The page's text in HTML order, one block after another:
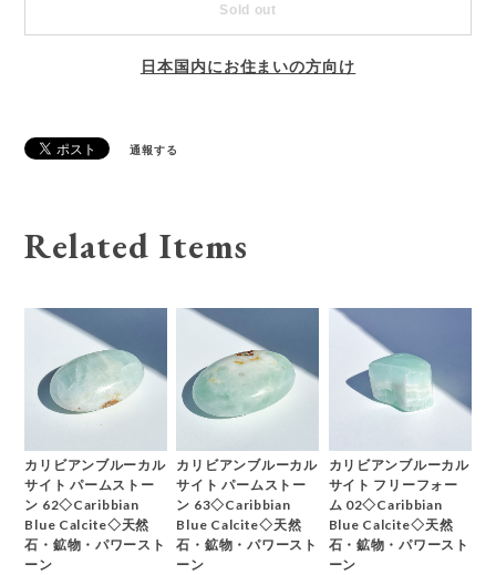
Sold out
日本国内にお住まいの方向け
通報する
Related Items
カリビアンブルーカル
サイト パームストー
ン 62◇Caribbian
Blue Calcite◇天然
石・鉱物・パワースト
ーン
カリビアンブルーカル
サイト パームストー
ン 63◇Caribbian
Blue Calcite◇天然
石・鉱物・パワースト
ーン
カリビアンブルーカル
サイト フリーフォー
ム 02◇Caribbian
Blue Calcite◇天然
石・鉱物・パワースト
ーン